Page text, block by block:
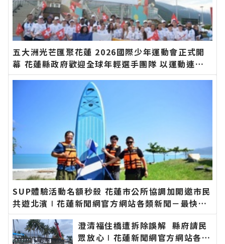
五大洲光芒匯聚花蓮 2026國際少年運動會正式開
幕 花蓮縣政府歡迎全球年輕選手團隊 以運動連結
世界、以文化凝聚友誼∣花蓮新聞網官方網站各類
新聞－最快速的今日新聞報導 最新的在地資訊！
SUP體驗活動名額秒殺 花蓮市公所協調加開邀市民
共遊北濱∣花蓮新聞網官方網站各類新聞－最快速
的今日新聞報導 最新的在地資訊！
澄清福住橋遭拆除誤解 縣府請民
眾放心∣花蓮新聞網官方網站各類